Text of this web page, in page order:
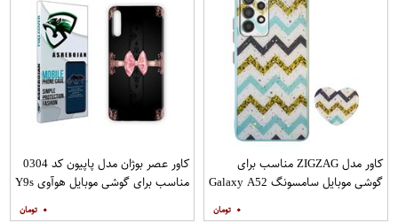
کاور مدل ZIGZAG مناسب برای
گوشی موبایل سامسونگ Galaxy A52
۰
کاور عصر بوژان مدل پاپیون کد 0304
مناسب برای گوشی موبایل هوآوی Y9s
۰